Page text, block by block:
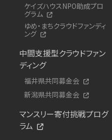
ケイズハウスNPO助成プロ
グラム
ゆめ・まちクラウドファンディ
ング
中間支援型クラウドファン
ディング
福井県共同募金会
新潟県共同募金会
マンスリー寄付挑戦プログ
ラム